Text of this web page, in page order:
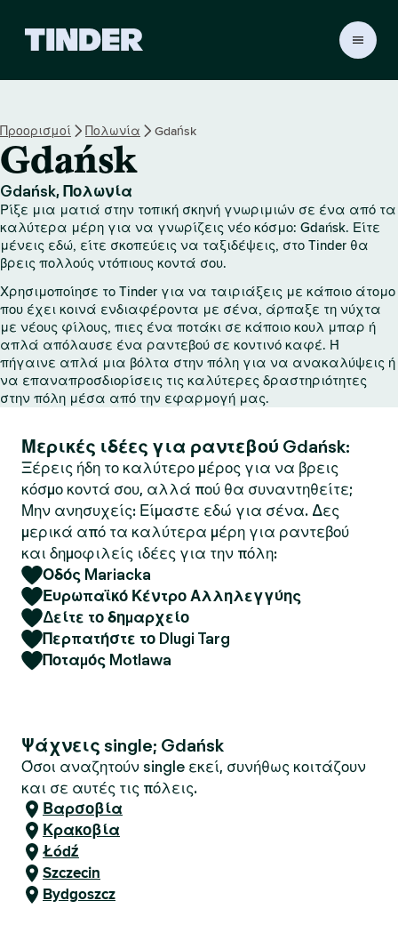
ή
ί
δ
α
T
n
d
e
r
Προορισμοί Πολωνία Gdańsk
Gdańsk
Gdańsk, Πολωνία
Ρίξε μια ματιά στην τοπική σκηνή γνωριμιών σε ένα από τα
καλύτερα μέρη για να γνωρίζεις νέο κόσμο: Gdańsk. Είτε
μένεις εδώ, είτε σκοπεύεις να ταξιδέψεις, στο Tinder θα
βρεις πολλούς ντόπιους κοντά σου.
Χρησιμοποίησε το Tinder για να ταιριάξεις με κάποιο άτομο
που έχει κοινά ενδιαφέροντα με σένα, άρπαξε τη νύχτα
με νέους φίλους, πιες ένα ποτάκι σε κάποιο κουλ μπαρ ή
απλά απόλαυσε ένα ραντεβού σε κοντινό καφέ. Ή
πήγαινε απλά μια βόλτα στην πόλη για να ανακαλύψεις ή
να επαναπροσδιορίσεις τις καλύτερες δραστηριότητες
στην πόλη μέσα από την εφαρμογή μας.
Μερικές ιδέες για ραντεβού Gdańsk:
Ξέρεις ήδη το καλύτερο μέρος για να βρεις
κόσμο κοντά σου, αλλά πού θα συναντηθείτε;
Μην ανησυχείς: Είμαστε εδώ για σένα. Δες
μερικά από τα καλύτερα μέρη για ραντεβού
και δημοφιλείς ιδέες για την πόλη:
Οδός Mariacka
Ευρωπαϊκό Κέντρο Αλληλεγγύης
Δείτε το δημαρχείο
Περπατήστε το Dlugi Targ
Ποταμός Motlawa
Ψάχνεις single; Gdańsk
Όσοι αναζητούν single εκεί, συνήθως κοιτάζουν
και σε αυτές τις πόλεις.
Βαρσοβία
Κρακοβία
Łódź
Szczecin
Bydgoszcz